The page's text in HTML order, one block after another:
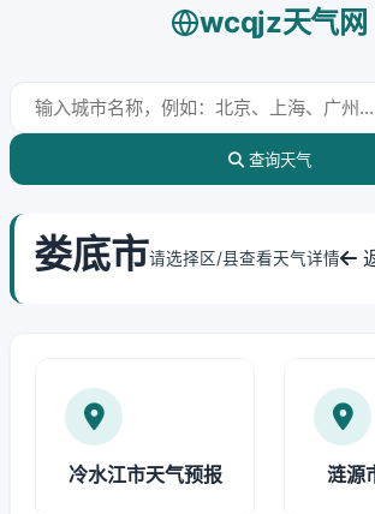
wcqjz天气网
查询天气
娄底市请选择区/县查看天气详情
冷水江市天气预报 涟源